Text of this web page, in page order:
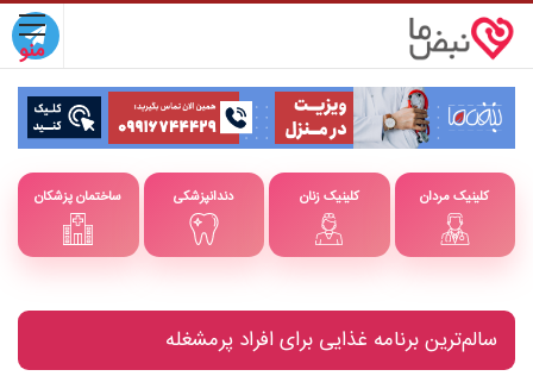
ساختمان پزشکان دندانپزشکی کلینیک زنان کلینیک مردان
سالم‌ترین برنامه غذایی برای افراد پرمشغله